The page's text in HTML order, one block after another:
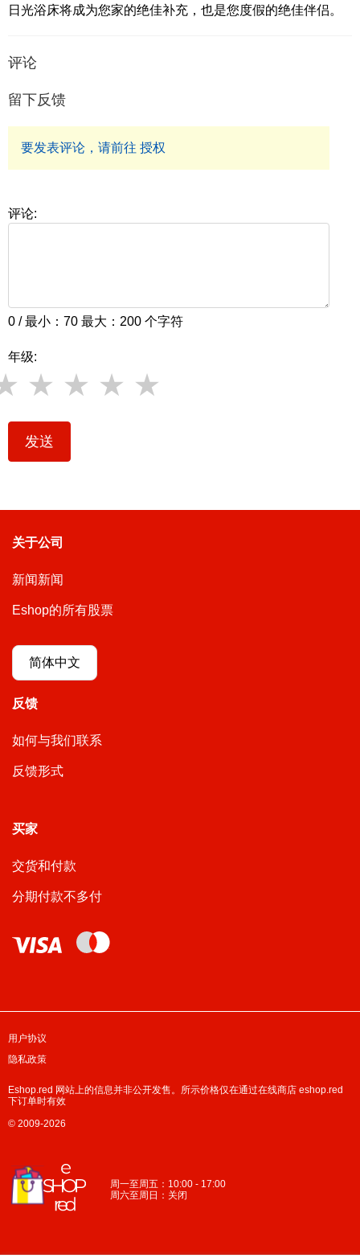
日光浴床将成为您家的绝佳补充，也是您度假的绝佳伴侣。
评论
留下反馈
要发表评论，请前往 授权
评论:
0 / 最小：70 最大：200 个字符
年级:
发送
关于公司
新闻新闻
Eshop的所有股票
简体中文
反馈
如何与我们联系
反馈形式
买家
交货和付款
分期付款不多付
周一至周五：10:00 - 17:00
周六至周日：关闭
用户协议
隐私政策
Eshop.red 网站上的信息并非公开发售。所示价格仅在通过在线商店 eshop.red
下订单时有效
© 2009-2026